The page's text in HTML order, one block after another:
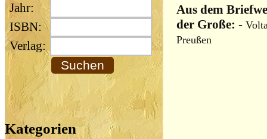
Jahr:
ISBN:
Verlag:
Kategorien
Aus dem
der Große: -
Preußen